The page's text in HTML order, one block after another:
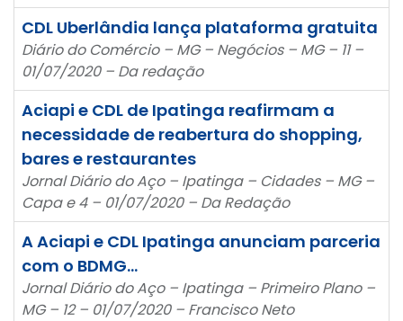
CDL Uberlândia lança plataforma gratuita
Diário do Comércio – MG – Negócios – MG – 11 –
01/07/2020 – Da redação
Aciapi e CDL de Ipatinga reafirmam a
necessidade de reabertura do shopping,
bares e restaurantes
Jornal Diário do Aço – Ipatinga – Cidades – MG –
Capa e 4 – 01/07/2020 – Da Redação
A Aciapi e CDL Ipatinga anunciam parceria
com o BDMG…
Jornal Diário do Aço – Ipatinga – Primeiro Plano –
MG – 12 – 01/07/2020 – Francisco Neto